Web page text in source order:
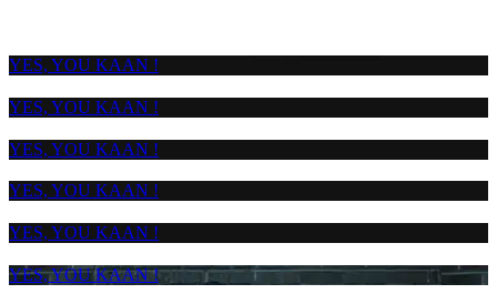
YES, YOU KAAN !
YES, YOU KAAN !
YES, YOU KAAN !
YES, YOU KAAN !
YES, YOU KAAN !
YES, YOU KAAN !